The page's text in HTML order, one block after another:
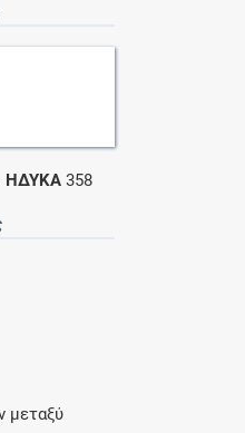
ΗΔΥΚΑ 358
μεταξύ